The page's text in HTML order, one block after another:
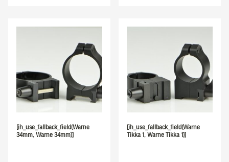
[ih_use_fallback_field(Warne
34mm, Warne 34mm)]
[ih_use_fallback_field(Warne
Tikka 1, Warne Tikka 1)]